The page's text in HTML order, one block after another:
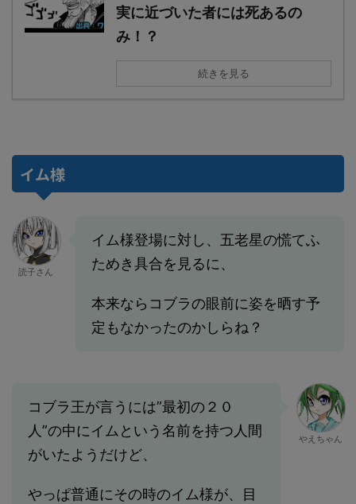
実に近づいた者には死あるの
み！？
続きを見る
イム様
読子さん
イム様登場に対し、五老星の慌てふ
ためき具合を見るに、
本来ならコブラの眼前に姿を晒す予
定もなかったのかしらね？
コブラ王が言うには”最初の２０
人”の中にイムという名前を持つ人間
がいたようだけど、
やっぱ普通にその時のイム様が、目
やえちゃん